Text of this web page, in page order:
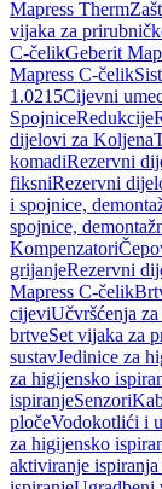
Mapress Therm
vijaka za
C-čelikGeberit
Mapress C-čelik
1.0215Cijevni
SpojniceRedukcije
dijelovi za Koljena
komadiRezervni
fiksniRezervni
i spojnice,
spojnice,
Kompenzatori
grijanjeRezervni
Mapress C-čelik
cijeviUčvršćenja
brtveSet vijaka za
sustavJedinice za
za higijensko
ispiranjeSenzori
pločeVodokotlići i
za higijensko
aktiviranje